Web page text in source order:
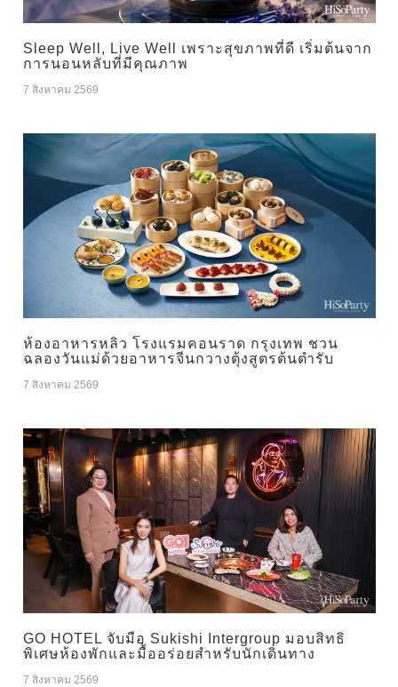
Sleep Well, Live Well เพราะสุขภาพที่ดี เริ่มต้นจาก
การนอนหลับที่มีคุณภาพ
7 สิงหาคม 2569
ห้องอาหารหลิว โรงแรมคอนราด กรุงเทพ ชวน
ฉลองวันแม่ด้วยอาหารจีนกวางตุ้งสูตรต้นตำรับ
7 สิงหาคม 2569
GO HOTEL จับมือ Sukishi Intergroup มอบสิทธิ
พิเศษห้องพักและมื้ออร่อยสำหรับนักเดินทาง
7 สิงหาคม 2569